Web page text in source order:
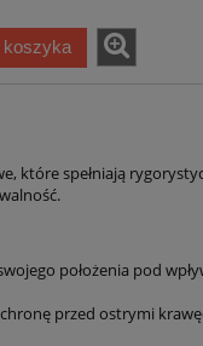
koszyka
które spełniają
położenia pod
przed ostrymi